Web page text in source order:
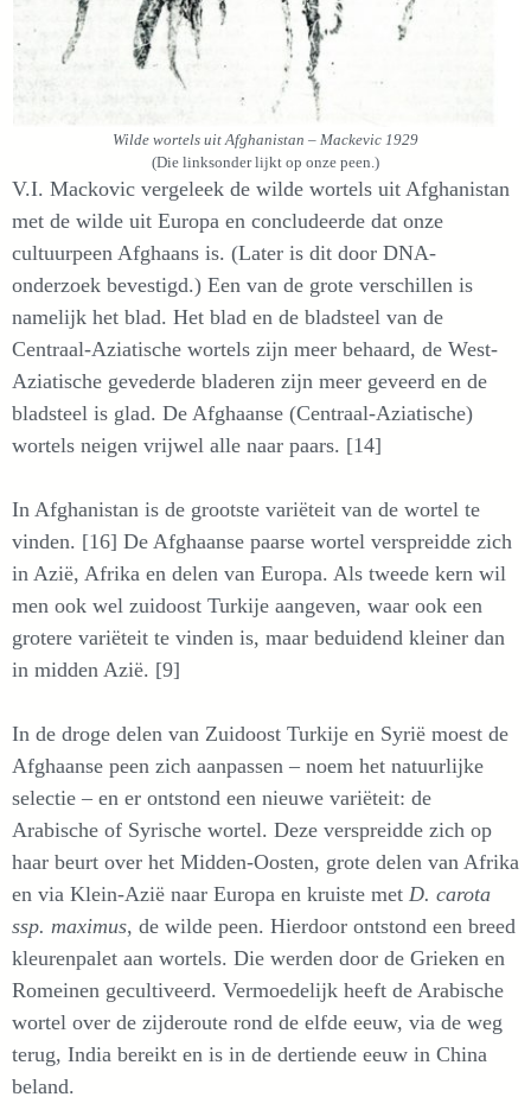
Wilde wortels uit Afghanistan – Mackevic 1929
(Die linksonder lijkt op onze peen.)
V.I. Mackovic vergeleek de wilde wortels uit Afghanistan
met de wilde uit Europa en concludeerde dat onze
cultuurpeen Afghaans is. (Later is dit door DNA-
onderzoek bevestigd.) Een van de grote verschillen is
namelijk het blad. Het blad en de bladsteel van de
Centraal-Aziatische wortels zijn meer behaard, de West-
Aziatische gevederde bladeren zijn meer geveerd en de
bladsteel is glad. De Afghaanse (Centraal-Aziatische)
wortels neigen vrijwel alle naar paars. [14]
In Afghanistan is de grootste variëteit van de wortel te
vinden. [16] De Afghaanse paarse wortel verspreidde zich
in Azië, Afrika en delen van Europa. Als tweede kern wil
men ook wel zuidoost Turkije aangeven, waar ook een
grotere variëteit te vinden is, maar beduidend kleiner dan
in midden Azië. [9]
In de droge delen van Zuidoost Turkije en Syrië moest de
Afghaanse peen zich aanpassen – noem het natuurlijke
selectie – en er ontstond een nieuwe variëteit: de
Arabische of Syrische wortel. Deze verspreidde zich op
haar beurt over het Midden-Oosten, grote delen van Afrika
en via Klein-Azië naar Europa en kruiste met D. carota
ssp. maximus, de wilde peen. Hierdoor ontstond een breed
kleurenpalet aan wortels. Die werden door de Grieken en
Romeinen gecultiveerd. Vermoedelijk heeft de Arabische
wortel over de zijderoute rond de elfde eeuw, via de weg
terug, India bereikt en is in de dertiende eeuw in China
beland.